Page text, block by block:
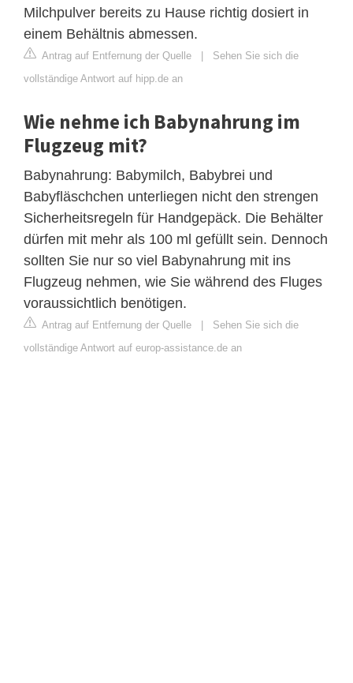
Milchpulver bereits zu Hause richtig dosiert in
einem Behältnis abmessen.
Antrag auf Entfernung der Quelle | Sehen Sie sich die
vollständige Antwort auf hipp.de an
Wie nehme ich Babynahrung im
Flugzeug mit?
Babynahrung: Babymilch, Babybrei und
Babyfläschchen unterliegen nicht den strengen
Sicherheitsregeln für Handgepäck. Die Behälter
dürfen mit mehr als 100 ml gefüllt sein. Dennoch
sollten Sie nur so viel Babynahrung mit ins
Flugzeug nehmen, wie Sie während des Fluges
voraussichtlich benötigen.
Antrag auf Entfernung der Quelle | Sehen Sie sich die
vollständige Antwort auf europ-assistance.de an